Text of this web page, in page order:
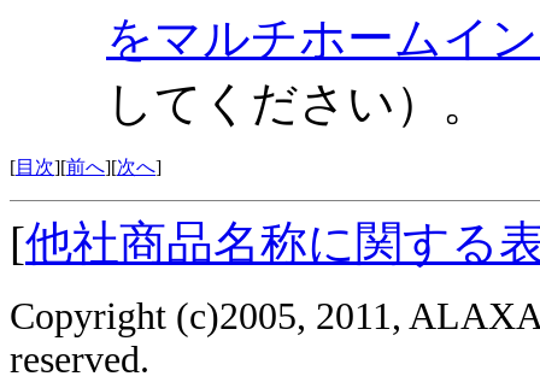
をマルチホームイ
してください）。
[目次][前へ][次へ]
[他社商品名称に関する
Copyright (c)2005, 2011,
reserved.